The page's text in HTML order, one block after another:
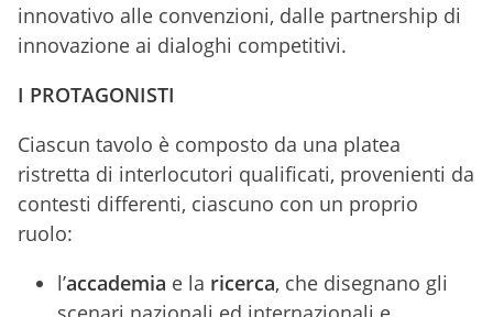
innovativo alle convenzioni, dalle partnership di
innovazione ai dialoghi competitivi.
I PROTAGONISTI
Ciascun tavolo è composto da una platea
ristretta di interlocutori qualificati, provenienti da
contesti differenti, ciascuno con un proprio
ruolo:
l’accademia e la ricerca, che disegnano gli